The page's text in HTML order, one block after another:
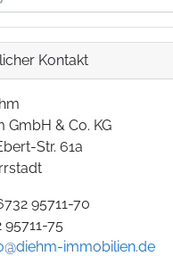
Kontakt
GmbH & Co. KG
Str. 61a
95711-70
95711-75
immobilien.de